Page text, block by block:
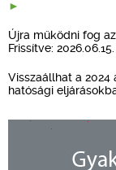
Újra működni fog
Frissítve: 2026.06.15.
Visszaállhat a
hatósági